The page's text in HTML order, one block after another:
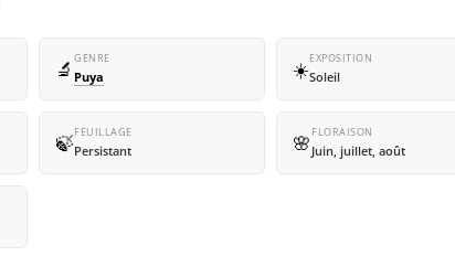
🔬 GENRE
Puya ☀️EXPOSITION
Soleil
🍃FEUILLAGE
Persistant 🌸 FLORAISON
Juin, juillet, août